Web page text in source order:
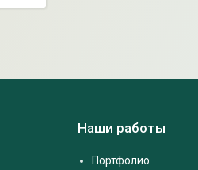
Наши работы
Портфолио